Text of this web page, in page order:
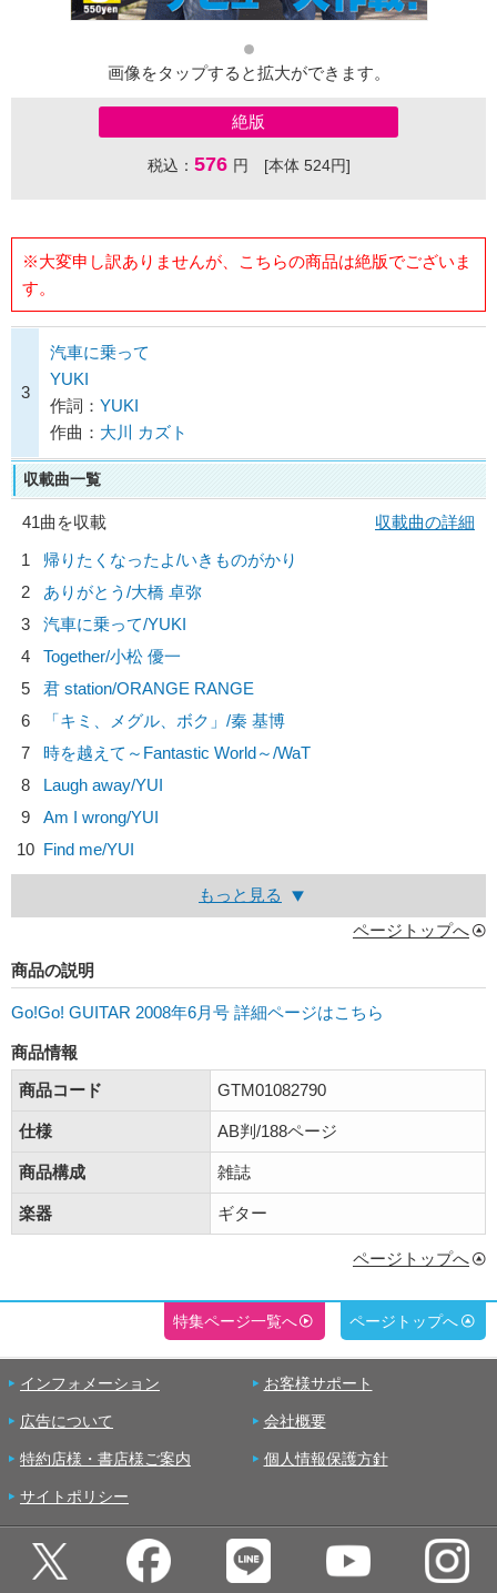
画像をタップすると拡大ができます。
絶版
税込： 576 円 [本体 524円]
※大変申し訳ありませんが、こちらの商品は絶版でございま
す。
3
汽車に乗って
YUKI
作詞： YUKI
作曲： 大川 カズト
収載曲一覧
41曲を収載
収載曲の詳細
1
帰りたくなったよ/いきものがかり
2
ありがとう/大橋 卓弥
3
汽車に乗って/YUKI
4
Together/小松 優一
5
君 station/ORANGE RANGE
6
「キミ、メグル、ボク」/秦 基博
7
時を越えて～Fantastic World～/WaT
8
Laugh away/YUI
9
Am I wrong/YUI
10 Find me/YUI
もっと見る
ページトップへ
商品の説明
Go!Go! GUITAR 2008年6月号 詳細ページはこちら
商品情報
商品コード
GTM01082790
仕様 AB判/188ページ
商品構成 雑誌
楽器 ギター
ページトップへ
特集ページ一覧へ ページトップへ
インフォメーション お客様サポート
広告について 会社概要
特約店様・書店様ご案内 個人情報保護方針
サイトポリシー